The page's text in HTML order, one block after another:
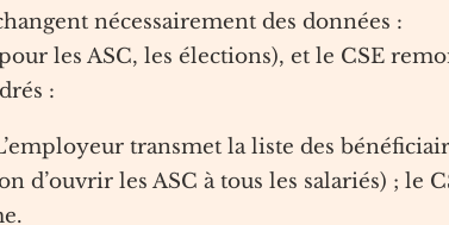
nécessairement des données :
les ASC, les élections), et le CSE
:
transmet la liste des
d’ouvrir les ASC à tous les salariés) ; le